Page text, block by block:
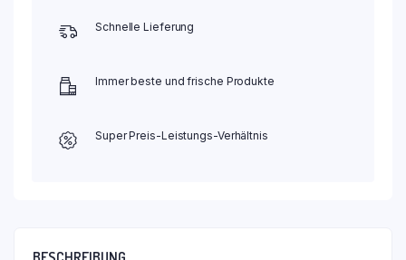
Schnelle Lieferung
Immer beste und frische Produkte
Super Preis-Leistungs-Verhältnis